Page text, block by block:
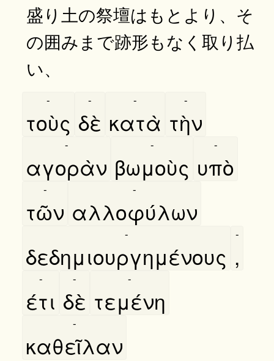
盛り土の祭壇はもとより、そ
の囲みまで跡形もなく取り払
い、
τοὺς
-
δὲ
-
κατὰ
-
τὴν
-
αγορὰν
-
βωμοὺς
-
υπὸ
-
τῶν
-
αλλοφύλων
-
δεδημιουργημένους
-
,
-
έτι
-
δὲ
-
τεμένη
-
καθεῖλαν
-